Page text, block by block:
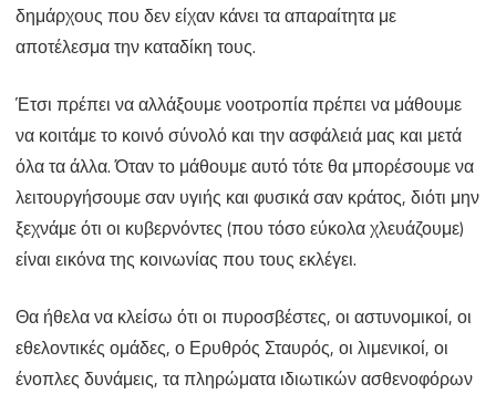
δημάρχους που δεν είχαν κάνει τα απαραίτητα με
αποτέλεσμα την καταδίκη τους.
Έτσι πρέπει να αλλάξουμε νοοτροπία πρέπει να μάθουμε
να κοιτάμε το κοινό σύνολό και την ασφάλειά μας και μετά
όλα τα άλλα. Όταν το μάθουμε αυτό τότε θα μπορέσουμε να
λειτουργήσουμε σαν υγιής και φυσικά σαν κράτος, διότι μην
ξεχνάμε ότι οι κυβερνόντες (που τόσο εύκολα χλευάζουμε)
είναι εικόνα της κοινωνίας που τους εκλέγει.
Θα ήθελα να κλείσω ότι οι πυροσβέστες, οι αστυνομικοί, οι
εθελοντικές ομάδες, ο Ερυθρός Σταυρός, οι λιμενικοί, οι
ένοπλες δυνάμεις, τα πληρώματα ιδιωτικών ασθενοφόρων